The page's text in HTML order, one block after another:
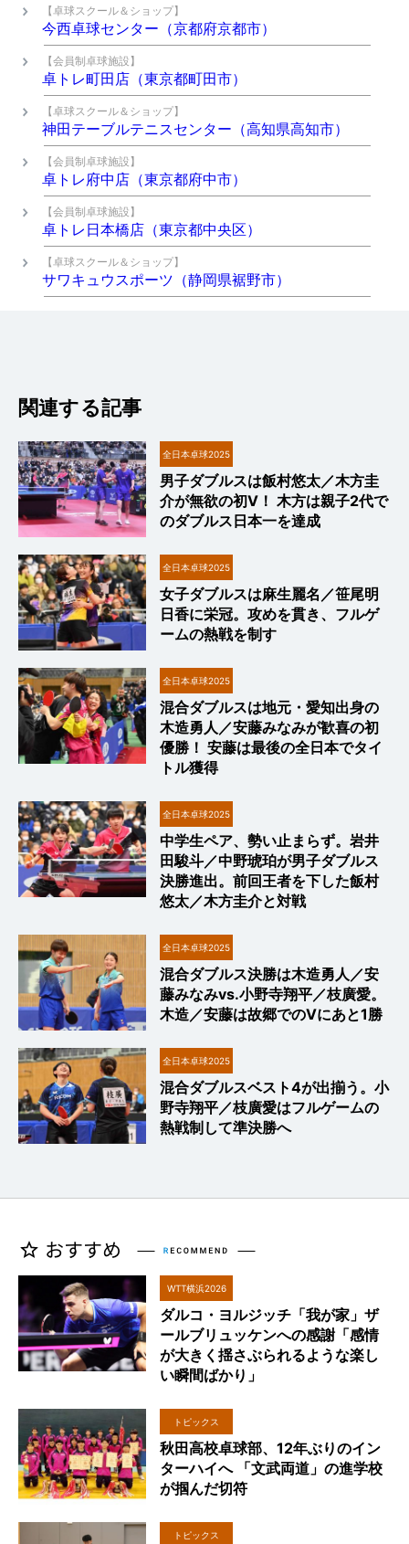
【卓球スクール＆ショップ】
今西卓球センター（京都府京都市）
【会員制卓球施設】
卓トレ町田店（東京都町田市）
【卓球スクール＆ショップ】
神田テーブルテニスセンター（高知県高知市）
【会員制卓球施設】
卓トレ府中店（東京都府中市）
【会員制卓球施設】
卓トレ日本橋店（東京都中央区）
【卓球スクール＆ショップ】
サワキュウスポーツ（静岡県裾野市）
関連する記事
全日本卓球2025
男子ダブルスは飯村悠太／木方圭
介が無欲の初V！ 木方は親子2代で
のダブルス日本一を達成
全日本卓球2025
女子ダブルスは麻生麗名／笹尾明
日香に栄冠。攻めを貫き、フルゲ
ームの熱戦を制す
全日本卓球2025
混合ダブルスは地元・愛知出身の
木造勇人／安藤みなみが歓喜の初
優勝！ 安藤は最後の全日本でタイ
トル獲得
全日本卓球2025
中学生ペア、勢い止まらず。岩井
田駿斗／中野琥珀が男子ダブルス
決勝進出。前回王者を下した飯村
悠太／木方圭介と対戦
全日本卓球2025
混合ダブルス決勝は木造勇人／安
藤みなみvs.小野寺翔平／枝廣愛。
木造／安藤は故郷でのVにあと1勝
全日本卓球2025
混合ダブルスベスト4が出揃う。小
野寺翔平／枝廣愛はフルゲームの
熱戦制して準決勝へ
WTT横浜2026
ダルコ・ヨルジッチ「我が家」ザ
ールブリュッケンへの感謝「感情
が大きく揺さぶられるような楽し
い瞬間ばかり」
トピックス
秋田高校卓球部、12年ぶりのイン
ターハイへ 「文武両道」の進学校
が掴んだ切符
トピックス